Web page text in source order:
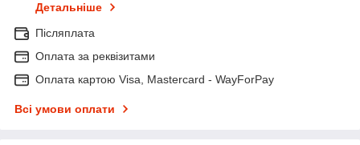
Детальніше
Післяплата
Оплата за реквізитами
Оплата картою Visa, Mastercard - WayForPay
Всі умови оплати